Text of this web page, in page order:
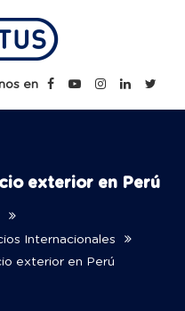
Carreras
en
exterior en Perú
Internacionales
exterior en Perú